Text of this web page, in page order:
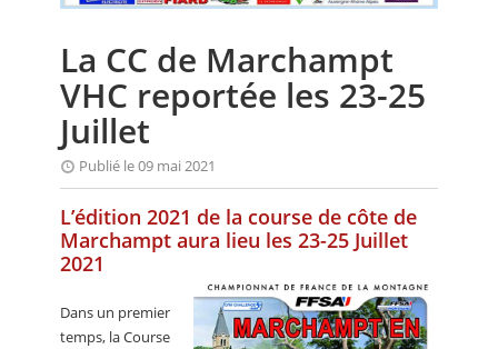
ANNUAIRES
PETITES ANNONCES
La CC de Marchampt
VHC reportée les 23-25
Juillet
Publié le 09 mai 2021
L’édition 2021 de la course de côte de
Marchampt aura lieu les 23-25 Juillet
2021
Dans un premier
temps, la Course